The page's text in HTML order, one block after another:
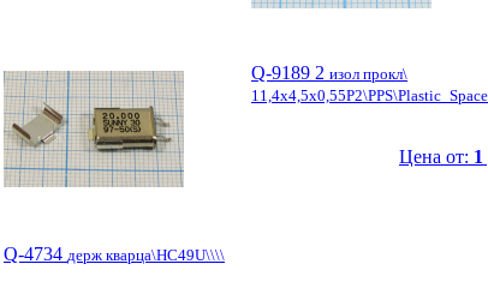
Q-4734 держ кварца\HC49U\\\\
Q-9189 2 изол прокл\
Цена от: 1